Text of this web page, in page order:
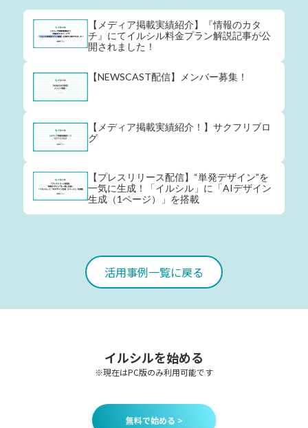
【メディア掲載実績紹介】『情報のカタ
チ』にてイルシル料金プラン解説記事が公
開されました！
【NEWSCAST配信】メンバー募集！
【メディア掲載実績紹介！】サクフリブロ
グ
【プレスリリース配信】“単発デザイン”を
一気に生成！「イルシル」に「AIデザイン
生成（1ページ）」を搭載
活用事例一覧に戻る
イルシルを始める
※現在はPC版のみ利用可能です
無料で始める >